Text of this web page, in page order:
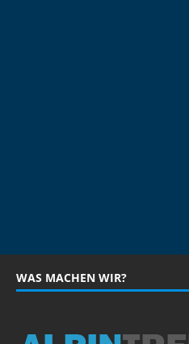
WAS MACHEN WIR?